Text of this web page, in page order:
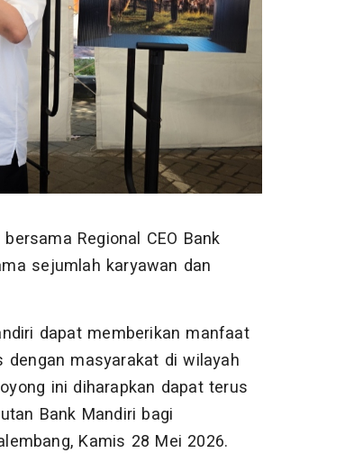
Regional CEO Bank
sejumlah karyawan dan
dapat memberikan manfaat
masyarakat di wilayah
ini diharapkan dapat terus
Bank Mandiri bagi
Kamis 28 Mei 2026.